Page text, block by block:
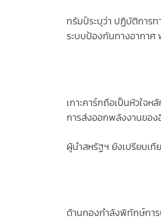
ทรัมป์ระบุว่า ปฏิบัติการ
ระบบป้องกันทางอากาศ
เกาะคาร์กถือเป็นหัวใจ
การส่งออกพลังงานของ
ผู้นำสหรัฐฯ ยังเปรียบเที
ด้านกองกำลังพิทักษ์การ